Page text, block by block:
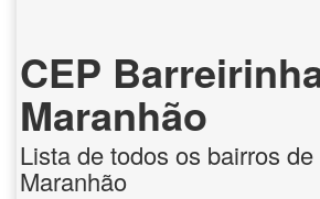
CEP
Maranhão
Lista de todos os bairros
Maranhão